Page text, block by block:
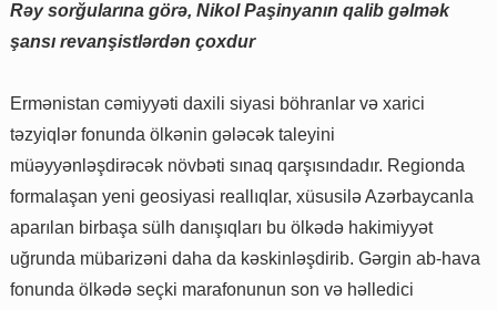
Rəy sorğularına görə, Nikol Paşinyanın qalib gəlmək
şansı revanşistlərdən çoxdur
Ermənistan cəmiyyəti daxili siyasi böhranlar və xarici
təzyiqlər fonunda ölkənin gələcək taleyini
müəyyənləşdirəcək növbəti sınaq qarşısındadır. Regionda
formalaşan yeni geosiyasi reallıqlar, xüsusilə Azərbaycanla
aparılan birbaşa sülh danışıqları bu ölkədə hakimiyyət
uğrunda mübarizəni daha da kəskinləşdirib. Gərgin ab-hava
fonunda ölkədə seçki marafonunun son və həlledici